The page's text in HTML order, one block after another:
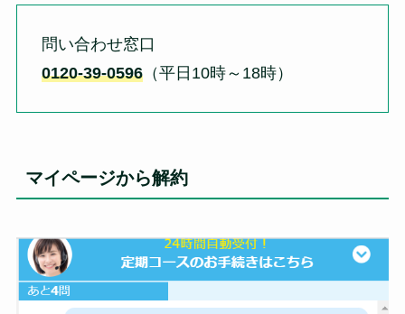
問い合わせ窓口
0120-39-0596（平日10時～18時）
マイページから解約